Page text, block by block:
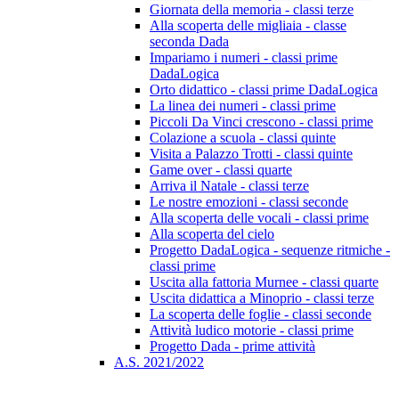
Giornata della memoria - classi terze
Alla scoperta delle migliaia - classe
seconda Dada
Impariamo i numeri - classi prime
DadaLogica
Orto didattico - classi prime DadaLogica
La linea dei numeri - classi prime
Piccoli Da Vinci crescono - classi prime
Colazione a scuola - classi quinte
Visita a Palazzo Trotti - classi quinte
Game over - classi quarte
Arriva il Natale - classi terze
Le nostre emozioni - classi seconde
Alla scoperta delle vocali - classi prime
Alla scoperta del cielo
Progetto DadaLogica - sequenze ritmiche -
classi prime
Uscita alla fattoria Murnee - classi quarte
Uscita didattica a Minoprio - classi terze
La scoperta delle foglie - classi seconde
Attività ludico motorie - classi prime
Progetto Dada - prime attività
A.S. 2021/2022